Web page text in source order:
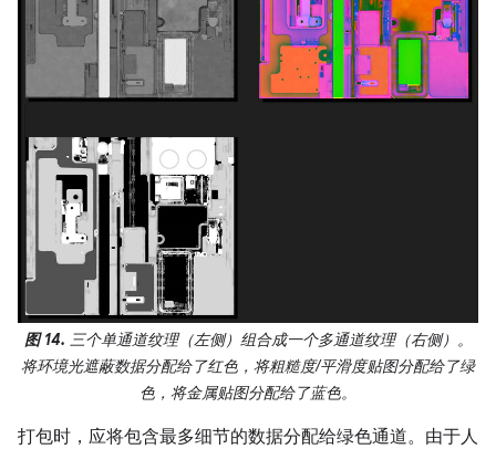
图 14. 三个单通道纹理（左侧）组合成一个多通道纹理（右侧）。
将环境光遮蔽数据分配给了红色，将粗糙度/平滑度贴图分配给了绿
色，将金属贴图分配给了蓝色。
打包时，应将包含最多细节的数据分配给绿色通道。由于人